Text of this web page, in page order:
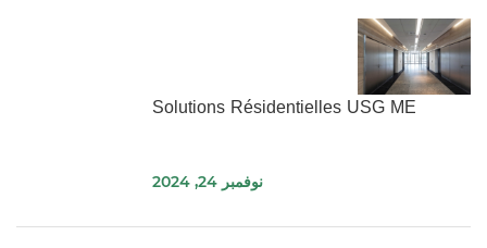
Solutions Résidentielles USG ME
نوفمبر 24, 2024